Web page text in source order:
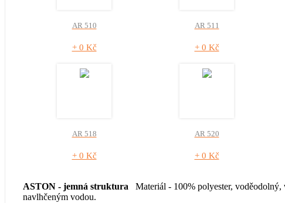
AR 510
+ 0 Kč
AR 511
+ 0 Kč
AR 518
+ 0 Kč
AR 520
+ 0 Kč
ASTON - jemná struktura
Materiál - 100% polyester,
navlhčeným vodou.